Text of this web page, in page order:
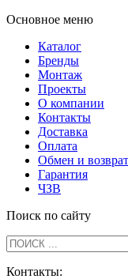
Основное меню
Каталог
Бренды
Монтаж
Проекты
О компании
Контакты
Доставка
Оплата
Обмен и возврат
Гарантия
ЧЗВ
Поиск по сайту
Контакты: